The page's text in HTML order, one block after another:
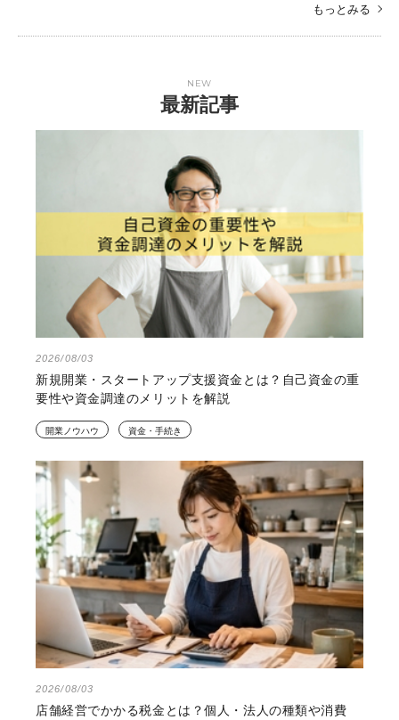
もっとみる
NEW
最新記事
2026/08/03
新規開業・スタートアップ支援資金とは？自己資金の重
要性や資金調達のメリットを解説
開業ノウハウ 資金・手続き
2026/08/03
店舗経営でかかる税金とは？個人・法人の種類や消費